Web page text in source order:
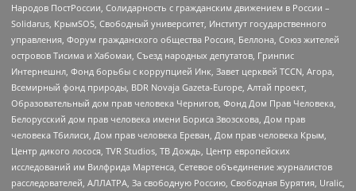
Народов ПостРоссии, Солидарность с гражданским движением в России –
Solidarus, КрымSOS, Свободный университет, Институт государственного
управления, Форум гражданского общества Россия, Беллона, Союз жителей
островов Тисима и Хабомаи, Съезд народных депутатов, Гринпис
Интернешнл, Фонд борьбы с коррупцией Инк, Завет церквей TCCN, Агора,
Всемирный фонд природы, BDR Novaja Gazeta-Europe, Алтай проект,
Образовательный дом прав человека Чернигов, Фонд Дом Прав Человека,
Белорусский дом прав человека имени Бориса Звозскова, Дом прав
человека Тбилиси, Дом прав человека Ереван, Дом прав человека Крым,
Центр дикого лосося, TVR Studios, ТВ Дождь, Центр европейских
исследований им Вилфрида Мартенса, Сетевое объединение журналистов
расследователей, АЛЛАТРА, За свободную Россию, Свободная Бурятия, Uralic,